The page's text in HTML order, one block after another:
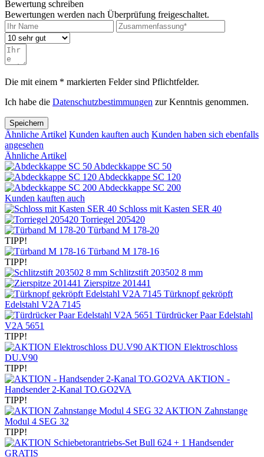
Bewertung schreiben
Bewertungen werden nach Überprüfung freigeschaltet.
Die mit einem * markierten Felder sind Pflichtfelder.
Ich habe die Datenschutzbestimmungen zur Kenntnis genommen.
Speichern
Ähnliche Artikel Kunden kauften auch Kunden haben sich ebenfalls
angesehen
Ähnliche Artikel
Abdeckkappe SC 50
Abdeckkappe SC 120
Abdeckkappe SC 200
Kunden kauften auch
Schloss mit Kasten SER 40
Torriegel 205420
Türband M 178-20
TIPP!
Türband M 178-16
TIPP!
Schlitzstift 203502 8 mm
Zierspitze 201441
Türknopf gekröpft
Edelstahl V2A 7145
Türdrücker Paar Edelstahl
V2A 5651
TIPP!
AKTION Elektroschloss
DU.V90
TIPP!
AKTION -
Handsender 2-Kanal TO.GO2VA
TIPP!
AKTION Zahnstange
Modul 4 SEG 32
TIPP!